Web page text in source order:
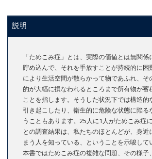
説明
「ためこみ症」とは、実際の価値とは無関係
貯め込んで、それを手放すことが持続的に困
により生活空間が散らかって物であふれ、そ
的が大幅に損なわれるところまで所有物が蓄
ことを指します。そうした状況下では構造的
引き起こしたり、衛生的に危険な状態に陥る
うこともあります。25人に1人がためこみ症
との調査結果は、私たちのほとんどが、身近
まう人を知っている、ということを示唆して
本書ではためこみ症の複雑な問題、その様子